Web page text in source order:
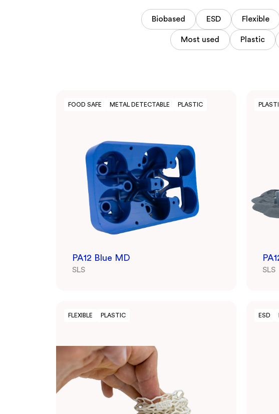
Biobased ESD Flexible
Most used Plastic
FOOD SAFE METAL DETECTABLE PLASTIC
PA12 Blue MD
SLS SLS
FLEXIBLE PLASTIC ESD